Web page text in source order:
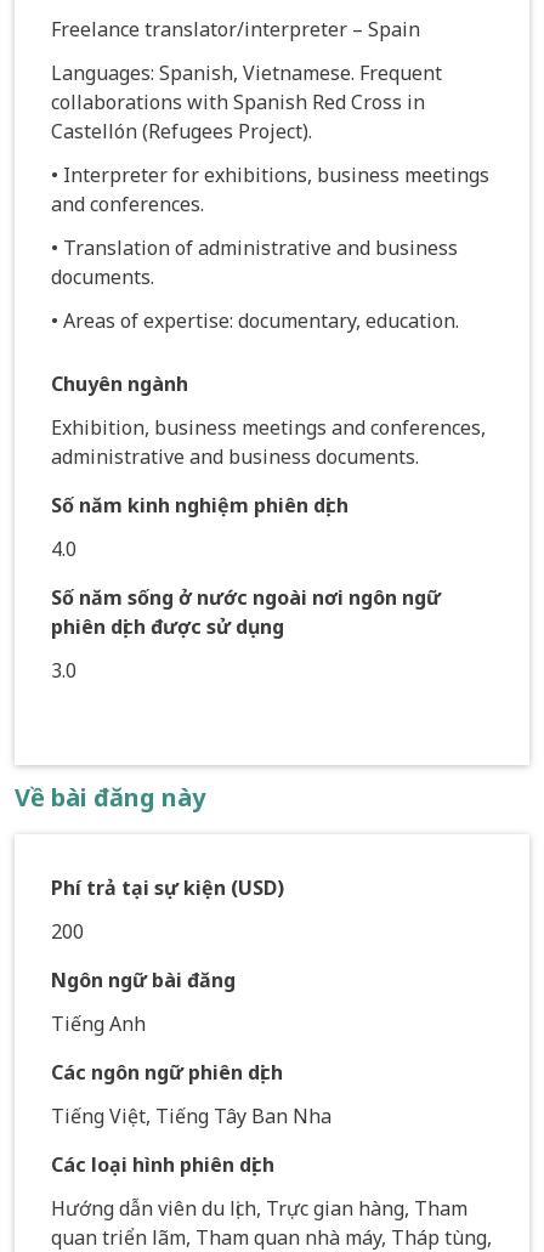
Freelance translator/interpreter – Spain
Languages: Spanish, Vietnamese. Frequent
collaborations with Spanish Red Cross in
Castellón (Refugees Project).
• Interpreter for exhibitions, business meetings
and conferences.
• Translation of administrative and business
documents.
• Areas of expertise: documentary, education.
Chuyên ngành
Exhibition, business meetings and conferences,
administrative and business documents.
Số năm kinh nghiệm phiên dịch
4.0
Số năm sống ở nước ngoài nơi ngôn ngữ
phiên dịch được sử dụng
3.0
Về bài đăng này
Phí trả tại sự kiện (USD)
200
Ngôn ngữ bài đăng
Tiếng Anh
Các ngôn ngữ phiên dịch
Tiếng Việt, Tiếng Tây Ban Nha
Các loại hình phiên dịch
Hướng dẫn viên du lịch, Trực gian hàng, Tham
quan triển lãm, Tham quan nhà máy, Tháp tùng,